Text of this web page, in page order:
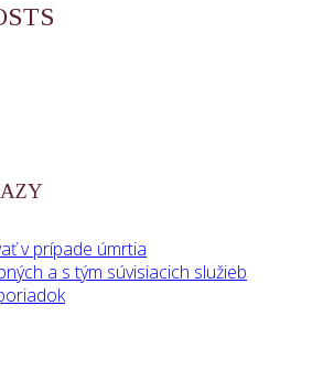
v prípade úmrtia
a s tým súvisiacich služieb